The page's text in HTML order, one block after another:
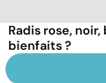
Radis rose,
bienfaits ?